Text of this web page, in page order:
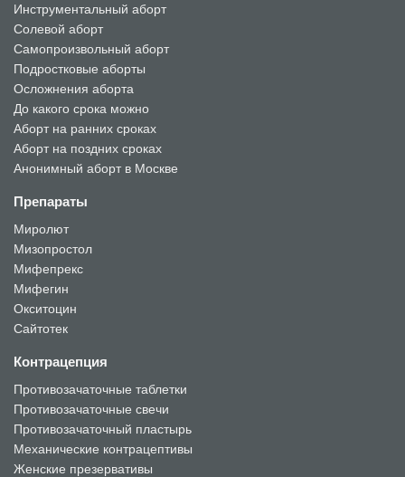
Инструментальный аборт
Солевой аборт
Самопроизвольный аборт
Подростковые аборты
Осложнения аборта
До какого срока можно
Аборт на ранних сроках
Аборт на поздних сроках
Анонимный аборт в Москве
Препараты
Миролют
Мизопростол
Мифепрекс
Мифегин
Окситоцин
Сайтотек
Контрацепция
Противозачаточные таблетки
Противозачаточные свечи
Противозачаточный пластырь
Механические контрацептивы
Женские презервативы